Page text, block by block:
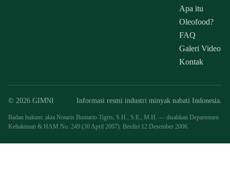
Apa itu
Oleofood?
FAQ
Galeri Video
Kontak
© 2026 GIMNI Informasi resmi industri minyak nabati Indonesia.
Badan hukum: akta Notaris Buntario Tigris, S.H., S.E., M.H. — disahkan Departemen
Kehakiman & HAM No. 249 (30 April 2007). Berdiri 12 Desember 2006.